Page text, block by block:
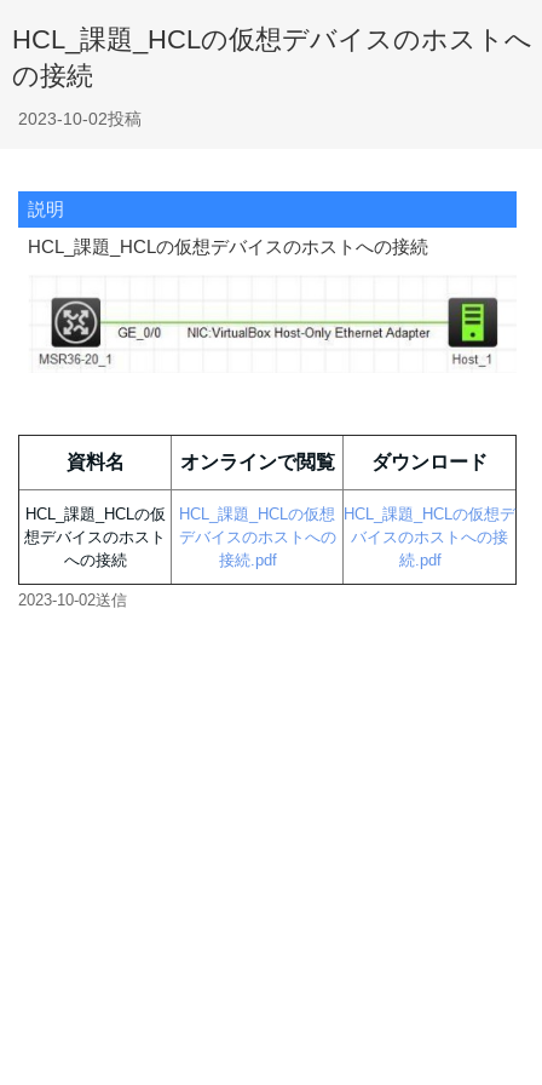
HCL_課題_HCLの仮想デバイスのホストへ
の接続
2023-10-02投稿
説明
HCL_課題_HCLの仮想デバイスのホストへの接続
資料名 オンラインで閲覧 ダウンロード
HCL_課題_HCLの仮
想デバイスのホスト
への接続
HCL_課題_HCLの仮想
デバイスのホストへの
接続.pdf
HCL_課題_HCLの仮想デ
バイスのホストへの接
続.pdf
2023-10-02送信